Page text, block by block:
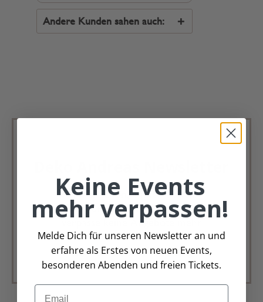
Andere Kunden sahen auch:
Immer schön, immer aktuell.
Trag Dich für unseren Newsletter ein &
verpasse keine Angebote mehr
Zur Newsletter Anmeldung
Keine Events
mehr verpassen!
Melde Dich für unseren Newsletter an und
erfahre als Erstes von neuen Events,
besonderen Abenden und freien Tickets.
Email